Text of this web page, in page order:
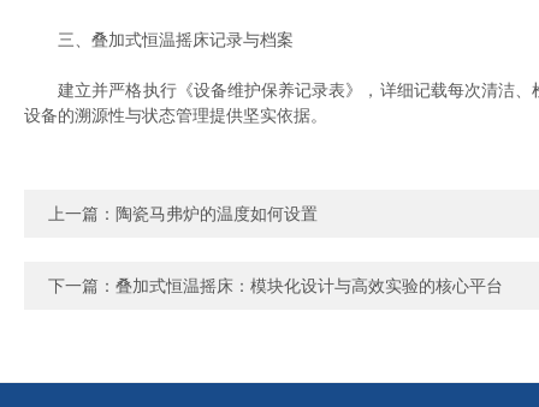
三、叠加式恒温摇床记录与档案
建立并严格执行《设备维护保养记录表》，详细记载每次清洁、
设备的溯源性与状态管理提供坚实依据。
上一篇： 陶瓷马弗炉的温度如何设置
下一篇： 叠加式恒温摇床：模块化设计与高效实验的核心平台